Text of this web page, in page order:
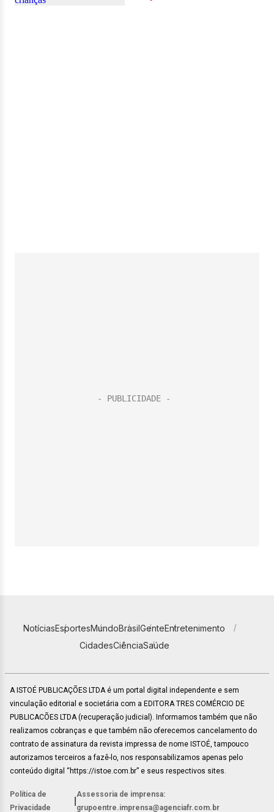
NotíciasEsportesMundoBrasilGenteEntretenimento
CidadesCiênciaSaúde
A ISTOÉ PUBLICAÇÕES LTDA é um portal digital independente e sem
vinculação editorial e societária com a EDITORA TRES COMÉRCIO DE
PUBLICACÕES LTDA (recuperação judicial). Informamos também que não
realizamos cobranças e que também não oferecemos cancelamento do
contrato de assinatura da revista impressa de nome ISTOÉ, tampouco
autorizamos terceiros a fazê-lo, nos responsabilizamos apenas pelo
conteúdo digital “https://istoe.com.br” e seus respectivos sites.
Política de
Privacidade
Assessoria de imprensa:
grupoentre.imprensa@agenciafr.com.br